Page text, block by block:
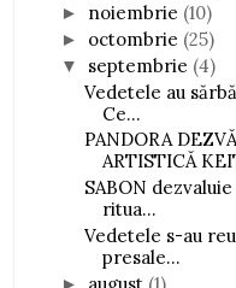
► noiembrie (10)
► octombrie (25)
▼ septembrie (4)
Vedetele au
Ce...
PANDORA
ARTISTICĂ
SABON
ritua...
Vedetele s-au
presale...
► august (1)